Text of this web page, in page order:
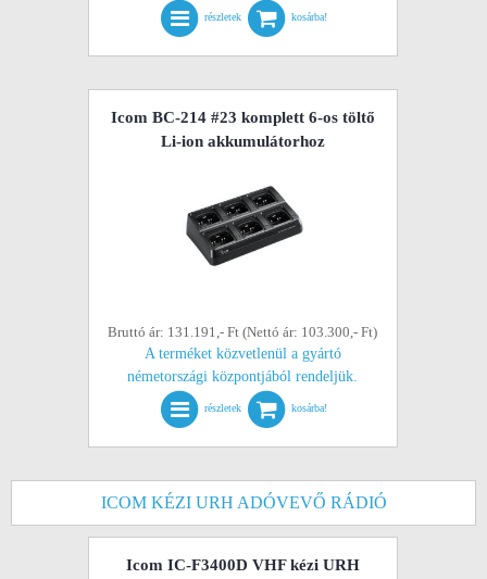
részletek kosárba!
Icom BC-214 #23 komplett 6-os töltő
Li-ion akkumulátorhoz
Bruttó ár: 131.191,- Ft (Nettó ár: 103.300,- Ft)
A terméket közvetlenül a gyártó
németországi központjából rendeljük.
részletek kosárba!
ICOM KÉZI URH ADÓVEVŐ RÁDIÓ
Icom IC-F3400D VHF kézi URH